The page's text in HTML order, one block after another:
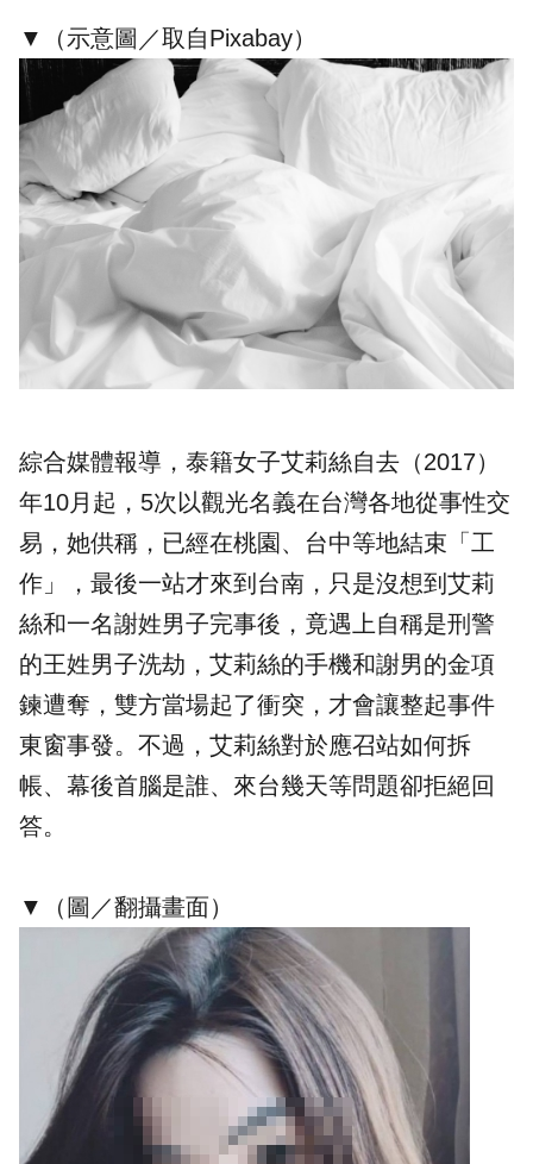
▼（示意圖／取自Pixabay）
綜合媒體報導，泰籍女子艾莉絲自去（2017）
年10月起，5次以觀光名義在台灣各地從事性交
易 ，她供稱，已經在桃園、台中等地結束「工
作」，最後一站才來到台南，只是沒想到艾莉
絲和一名謝姓男子完事後，竟遇上自稱是刑警
的王姓男子洗劫，艾莉絲的手機和謝男的金項
鍊遭奪，雙方當場起了衝突，才會讓整起事件
東窗事發。不過，艾莉絲對於應召站如何拆
帳、幕後首腦是誰、來台幾天等問題卻拒絕回
答。
▼（圖／翻攝畫面）